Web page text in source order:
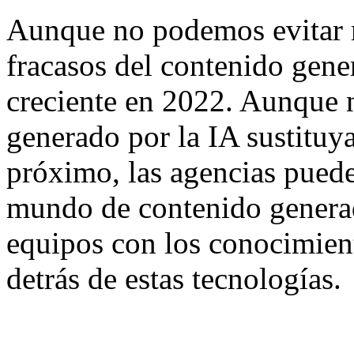
Aunque no podemos
fracasos del contenido
creciente en 2022. Aunque
generado por la IA
próximo, las agencias
mundo de contenido
equipos con los
detrás de estas tecnologías.